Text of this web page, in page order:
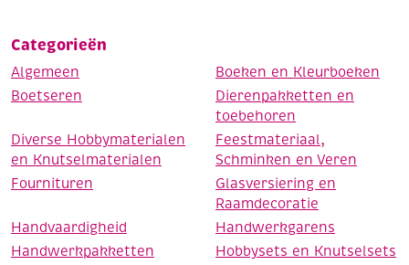
Categorieën
Algemeen
Boeken en Kleurboeken
Boetseren
Dierenpakketten en
toebehoren
Diverse Hobbymaterialen
en Knutselmaterialen
Feestmateriaal,
Schminken en Veren
Fournituren
Glasversiering en
Raamdecoratie
Handvaardigheid
Handwerkgarens
Handwerkpakketten
Hobbysets en Knutselsets